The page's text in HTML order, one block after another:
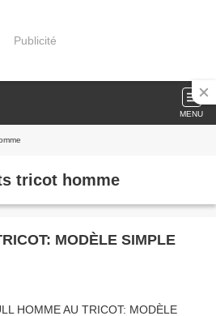
Publicité
MENU
tricot homme
MODÈLE SIMPLE